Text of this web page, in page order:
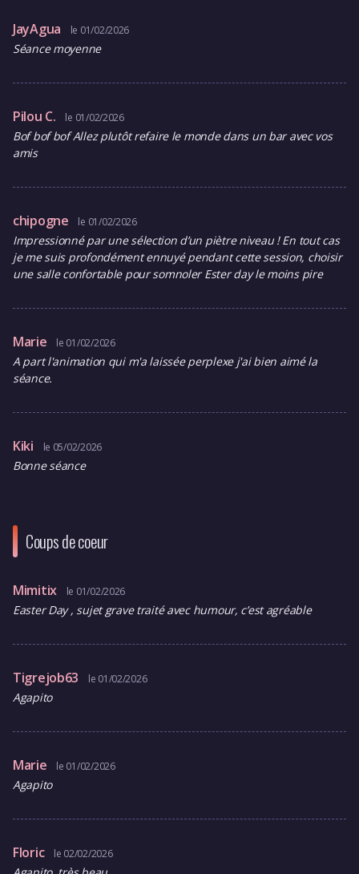
JayAgua le 01/02/2026
Séance moyenne
Pilou C. le 01/02/2026
Bof bof bof Allez plutôt refaire le monde dans un bar avec vos
amis
chipogne le 01/02/2026
Impressionné par une sélection d’un piètre niveau ! En tout cas
je me suis profondément ennuyé pendant cette session, choisir
une salle confortable pour somnoler Ester day le moins pire
Marie le 01/02/2026
A part l'animation qui m'a laissée perplexe j'ai bien aimé la
séance.
Kiki le 05/02/2026
Bonne séance
Coups de coeur
Mimitix le 01/02/2026
Easter Day , sujet grave traité avec humour, c’est agréable
Tigrejob63 le 01/02/2026
Agapito
Marie le 01/02/2026
Agapito
Floric le 02/02/2026